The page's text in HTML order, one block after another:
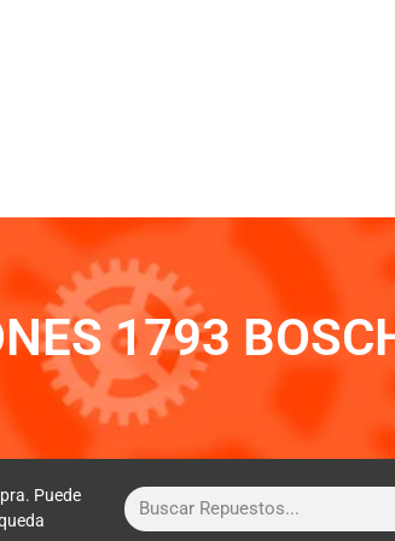
1793
Puede